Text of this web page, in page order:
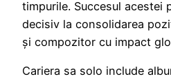
timpurile. Succesul acestei
decisiv la consolidarea
și compozitor cu impact
Cariera sa solo include